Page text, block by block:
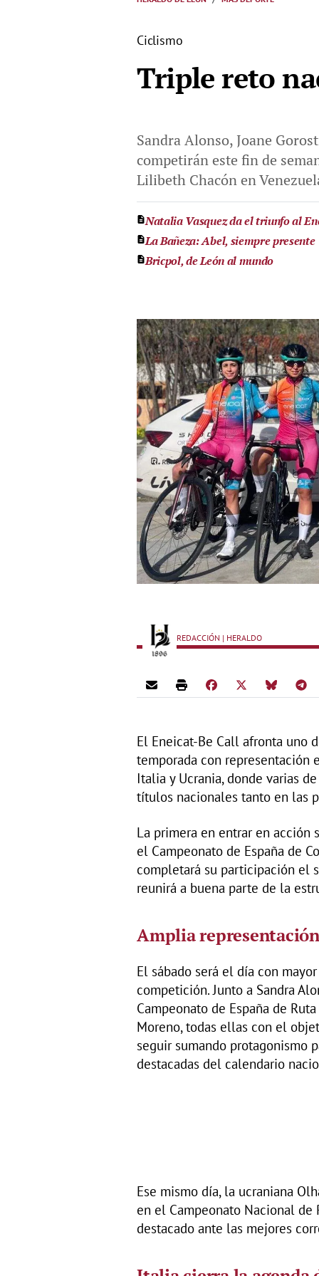
Ciclismo
Triple reto
Sandra Alonso, Joane
competirán este fin de
Lilibeth Chacón en
Natalia Vasquez da el triunfo al
La Bañeza: Abel, siempre presente
Bricpol, de León al mundo
REDACCIÓN | HERALDO
El Eneicat-Be Call afronta uno
temporada con representación
Italia y Ucrania, donde varias
títulos nacionales tanto en las
La primera en entrar en acción
el Campeonato de España de
completará su participación el
reunirá a buena parte de la
Amplia
El sábado será el día con
competición. Junto a Sandra
Campeonato de España de
Moreno, todas ellas con el
seguir sumando protagonismo
destacadas del calendario
Ese mismo día, la ucraniana
en el Campeonato Nacional de
destacado ante las mejores